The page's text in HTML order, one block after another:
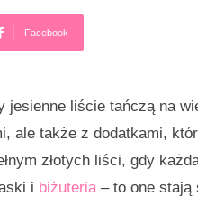
Facebook
jesienne liście tańczą na
ale także z dodatkami,
złotych liści, gdy
i biżuteria– to one stają